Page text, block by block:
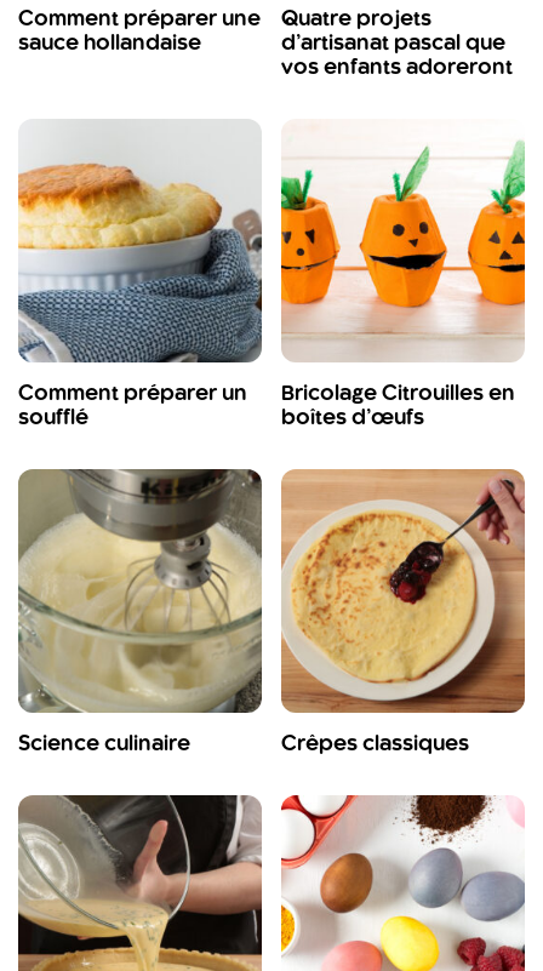
Comment préparer une
sauce hollandaise
Quatre projets
d’artisanat pascal que
vos enfants adoreront
Comment préparer un
soufflé
Bricolage Citrouilles en
boîtes d’œufs
Science culinaire Crêpes classiques